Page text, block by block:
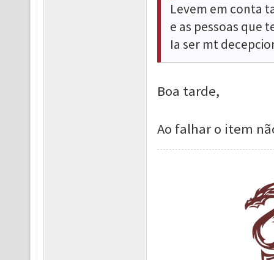
Levem em conta
e as pessoas que
Ia ser mt
Boa tarde,
Ao falhar o item